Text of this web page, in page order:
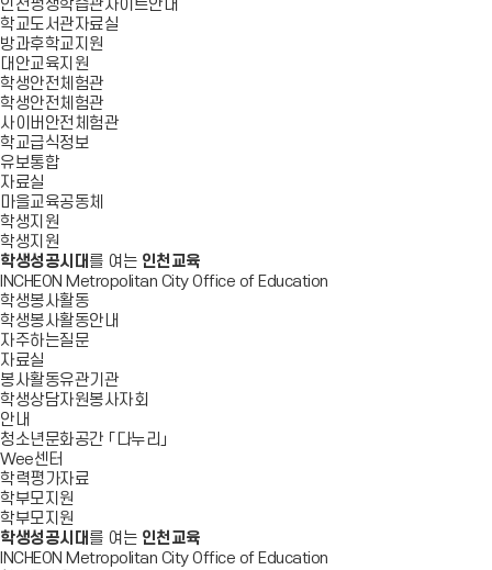
인천평생학습관사이트안내
학교도서관자료실
방과후학교지원
대안교육지원
학생안전체험관
학생안전체험관
사이버안전체험관
학교급식정보
유보통합
자료실
마을교육공동체
학생지원
학생지원
학생성공시대 를 여는 인천교육
INCHEON Metropolitan City Office of Education
학생봉사활동
학생봉사활동안내
자주하는질문
자료실
봉사활동유관기관
학생상담자원봉사자회
안내
청소년문화공간 「다누리」
Wee센터
학력평가자료
학부모지원
학부모지원
학생성공시대 를 여는 인천교육
INCHEON Metropolitan City Office of Education